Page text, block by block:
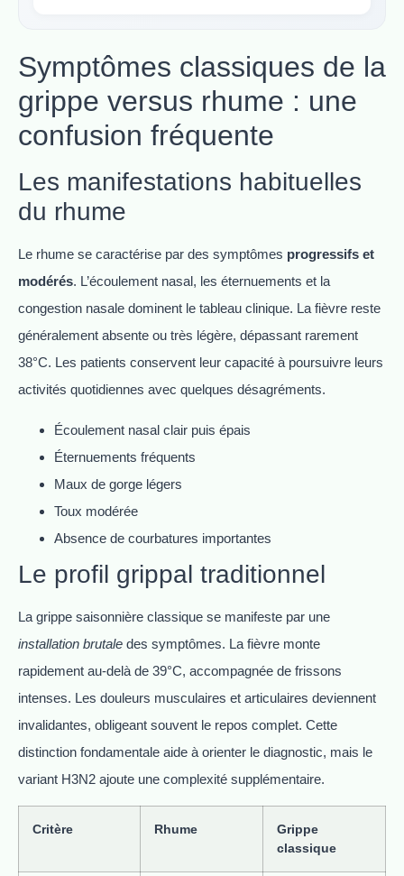
Symptômes classiques de la
grippe versus rhume : une
confusion fréquente
Les manifestations habituelles
du rhume
Le rhume se caractérise par des symptômes progressifs et
modérés. L’écoulement nasal, les éternuements et la
congestion nasale dominent le tableau clinique. La fièvre reste
généralement absente ou très légère, dépassant rarement
38°C. Les patients conservent leur capacité à poursuivre leurs
activités quotidiennes avec quelques désagréments.
Écoulement nasal clair puis épais
Éternuements fréquents
Maux de gorge légers
Toux modérée
Absence de courbatures importantes
Le profil grippal traditionnel
La grippe saisonnière classique se manifeste par une
installation brutale des symptômes. La fièvre monte
rapidement au-delà de 39°C, accompagnée de frissons
intenses. Les douleurs musculaires et articulaires deviennent
invalidantes, obligeant souvent le repos complet. Cette
distinction fondamentale aide à orienter le diagnostic, mais le
variant H3N2 ajoute une complexité supplémentaire.
Critère Rhume
Grippe
classique